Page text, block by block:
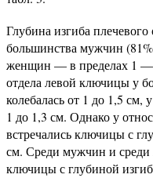
Глубина изгиба
большинства мужчин
женщин — в пределах 1
отдела левой ключицы у
колебалась от 1 до 1,5
1 до 1,3 см. Однако у
встречались ключицы с
см. Среди мужчин и среди
ключицы с глубиной